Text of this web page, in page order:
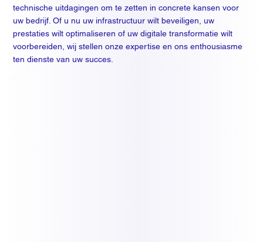
technische uitdagingen om te zetten in concrete kansen voor
uw bedrijf. Of u nu uw infrastructuur wilt beveiligen, uw
prestaties wilt optimaliseren of uw digitale transformatie wilt
voorbereiden, wij stellen onze expertise en ons enthousiasme
ten dienste van uw succes.